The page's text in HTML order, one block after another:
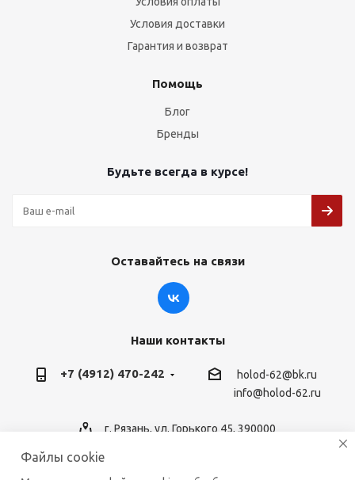
Условия доставки
Гарантия и возврат
Помощь
Блог
Бренды
Будьте всегда в курсе!
Оставайтесь на связи
Наши контакты
+7 (4912) 470-242
holod-62@bk.ru
info@holod-62.ru
г. Рязань, ул. Горького 45, 390000
Файлы cookie